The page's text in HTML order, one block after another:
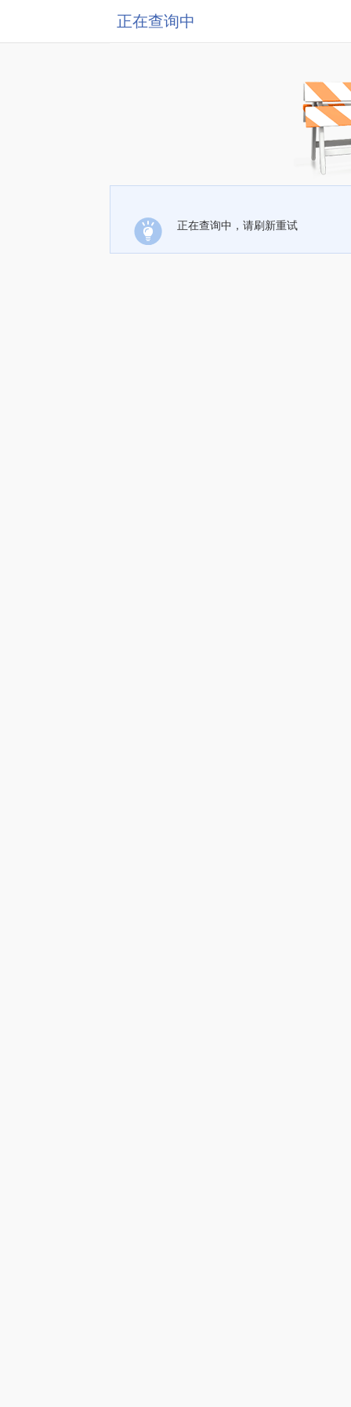
正在查询中
正在查询中，请刷新重试